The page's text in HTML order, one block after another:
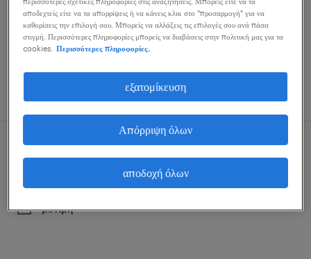
μόνιμη
δημοσιεύτηκε 28 ιουλίου 2026
underwriter
γλυφάδα, attica
μόνιμη
αποδεχτείς είτε να τα απορρίψεις ή να κάνεις κλικ στο "προσαρμογή" για να
καθορίσεις την επιλογή σου. Μπορείς να αλλάξεις τις επιλογές σου ανά πάσα
στιγμή. Περισσότερες πληροφορίες μπορείς να διαβάσεις στην πολιτική μας για τα
cookies.
Περισσότερες πληροφορίες.
εξατομίκευση
Απόρριψη όλων
αποδοχή όλων